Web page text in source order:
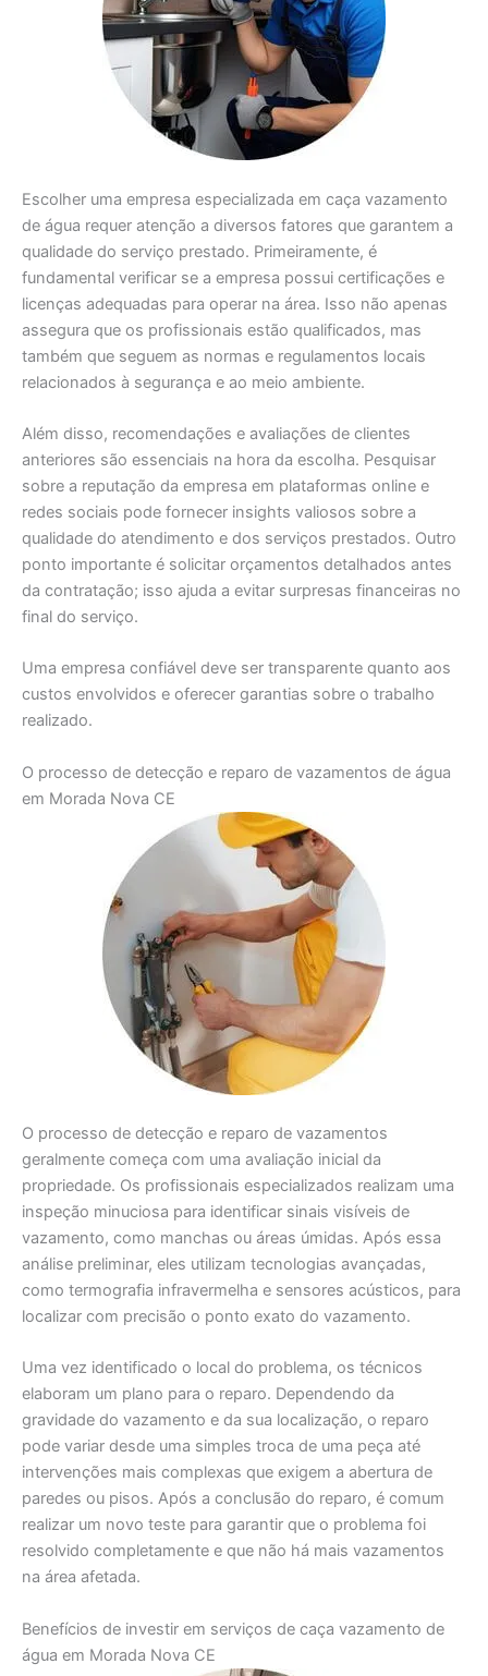
Escolher uma empresa especializada em caça vazamento
de água requer atenção a diversos fatores que garantem a
qualidade do serviço prestado. Primeiramente, é
fundamental verificar se a empresa possui certificações e
licenças adequadas para operar na área. Isso não apenas
assegura que os profissionais estão qualificados, mas
também que seguem as normas e regulamentos locais
relacionados à segurança e ao meio ambiente.
Além disso, recomendações e avaliações de clientes
anteriores são essenciais na hora da escolha. Pesquisar
sobre a reputação da empresa em plataformas online e
redes sociais pode fornecer insights valiosos sobre a
qualidade do atendimento e dos serviços prestados. Outro
ponto importante é solicitar orçamentos detalhados antes
da contratação; isso ajuda a evitar surpresas financeiras no
final do serviço.
Uma empresa confiável deve ser transparente quanto aos
custos envolvidos e oferecer garantias sobre o trabalho
realizado.
O processo de detecção e reparo de vazamentos de água
em Morada Nova CE
O processo de detecção e reparo de vazamentos
geralmente começa com uma avaliação inicial da
propriedade. Os profissionais especializados realizam uma
inspeção minuciosa para identificar sinais visíveis de
vazamento, como manchas ou áreas úmidas. Após essa
análise preliminar, eles utilizam tecnologias avançadas,
como termografia infravermelha e sensores acústicos, para
localizar com precisão o ponto exato do vazamento.
Uma vez identificado o local do problema, os técnicos
elaboram um plano para o reparo. Dependendo da
gravidade do vazamento e da sua localização, o reparo
pode variar desde uma simples troca de uma peça até
intervenções mais complexas que exigem a abertura de
paredes ou pisos. Após a conclusão do reparo, é comum
realizar um novo teste para garantir que o problema foi
resolvido completamente e que não há mais vazamentos
na área afetada.
Benefícios de investir em serviços de caça vazamento de
água em Morada Nova CE